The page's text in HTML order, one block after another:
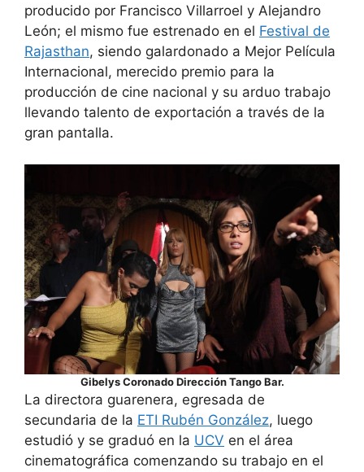
producido por Francisco Villarroel y Alejandro
León; el mismo fue estrenado en el Festival de
Rajasthan, siendo galardonado a Mejor Película
Internacional, merecido premio para la
producción de cine nacional y su arduo trabajo
llevando talento de exportación a través de la
gran pantalla.
Gibelys Coronado Dirección Tango Bar.
La directora guarenera, egresada de
secundaria de la ETI Rubén González, luego
estudió y se graduó en la UCV en el área
cinematográfica comenzando su trabajo en el